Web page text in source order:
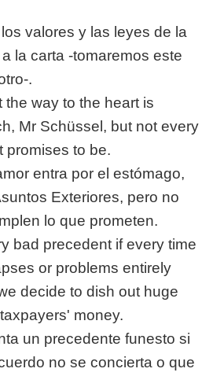
valores y las leyes de la
la carta -tomaremos este
.
the way to the heart is
Mr Schüssel, but not every
promises to be.
entra por el estómago,
Exteriores, pero no
lo que prometen.
bad precedent if every time
or problems entirely
decide to dish out huge
money.
un precedente funesto si
no se concierta o que